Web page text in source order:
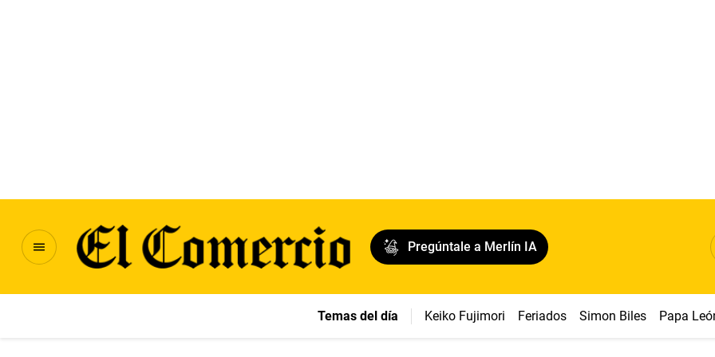
Pregúntale a Merlín IA
Temas del día Keiko Fujimori Feriados Simon Biles Papa